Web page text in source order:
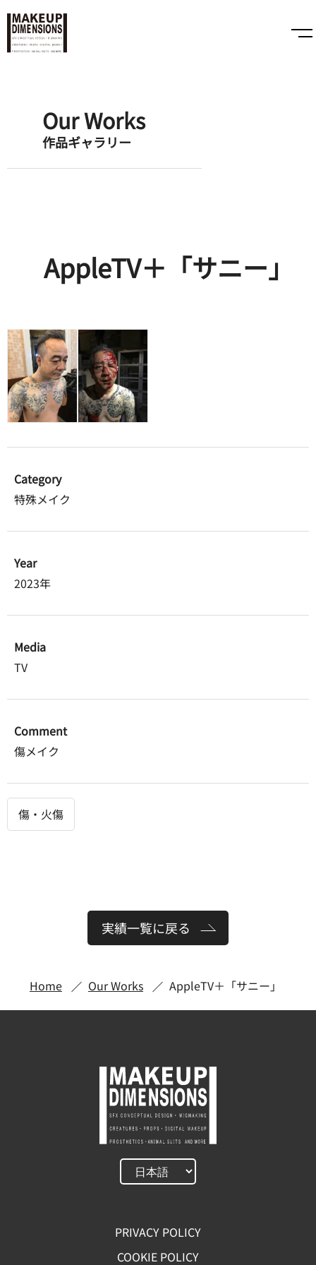
Our Works
作品ギャラリー
AppleTV＋「サニー」
Category
特殊メイク
Year
2023年
Media
TV
Comment
傷メイク
傷・火傷
実績一覧に戻る
Home Our Works AppleTV＋「サニー」
PRIVACY POLICY
COOKIE POLICY